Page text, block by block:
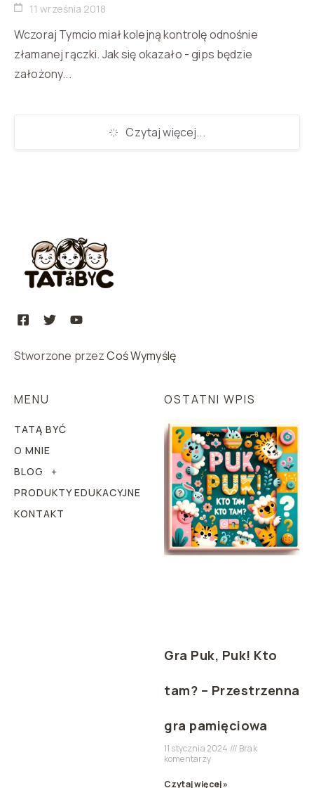
11 września 2018
Wczoraj Tymcio miał kolejną kontrolę odnośnie
złamanej rączki. Jak się okazało - gips będzie
założony...
Czytaj więcej...
Stworzone przezCoś Wymyślę
MENU
TATĄ BYĆ
O MNIE
BLOG
PRODUKTY EDUKACYJNE
KONTAKT
OSTATNI WPIS
Gra Puk, Puk! Kto
tam? – Przestrzenna
gra pamięciowa
11 stycznia 2024
Brak
komentarzy
Czytaj więcej »